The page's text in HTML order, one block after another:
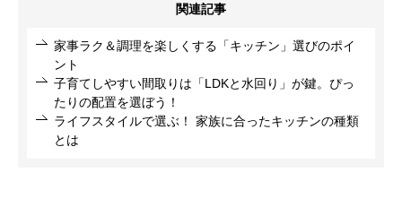
関連記事
家事ラク＆調理を楽しくする「キッチン」選びのポイ
ント
子育てしやすい間取りは「LDKと水回り」が鍵。ぴっ
たりの配置を選ぼう！
ライフスタイルで選ぶ！ 家族に合ったキッチンの種類
とは